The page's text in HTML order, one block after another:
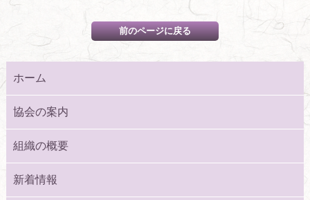
ホーム
協会の案内
組織の概要
新着情報